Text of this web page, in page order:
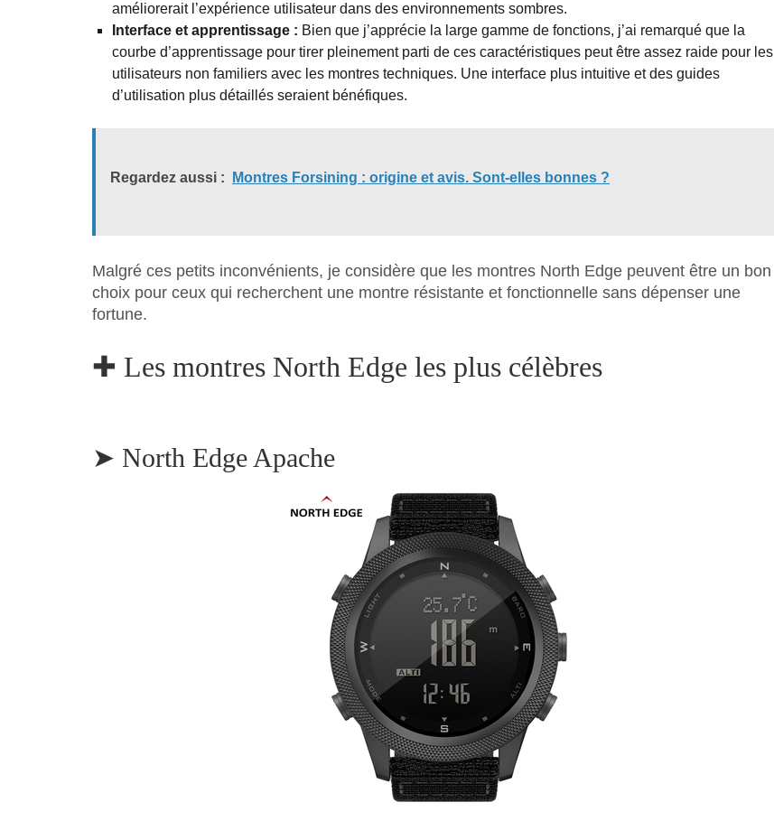
améliorerait l’expérience utilisateur dans des environnements sombres.
Interface et apprentissage : Bien que j’apprécie la large gamme de fonctions, j’ai remarqué que la
courbe d’apprentissage pour tirer pleinement parti de ces caractéristiques peut être assez raide pour les
utilisateurs non familiers avec les montres techniques. Une interface plus intuitive et des guides
d’utilisation plus détaillés seraient bénéfiques.
Regardez aussi : Montres Forsining : origine et avis. Sont-elles bonnes ?
Malgré ces petits inconvénients, je considère que les montres North Edge peuvent être un bon
choix pour ceux qui recherchent une montre résistante et fonctionnelle sans dépenser une
fortune.
✚ Les montres North Edge les plus célèbres
➤ North Edge Apache